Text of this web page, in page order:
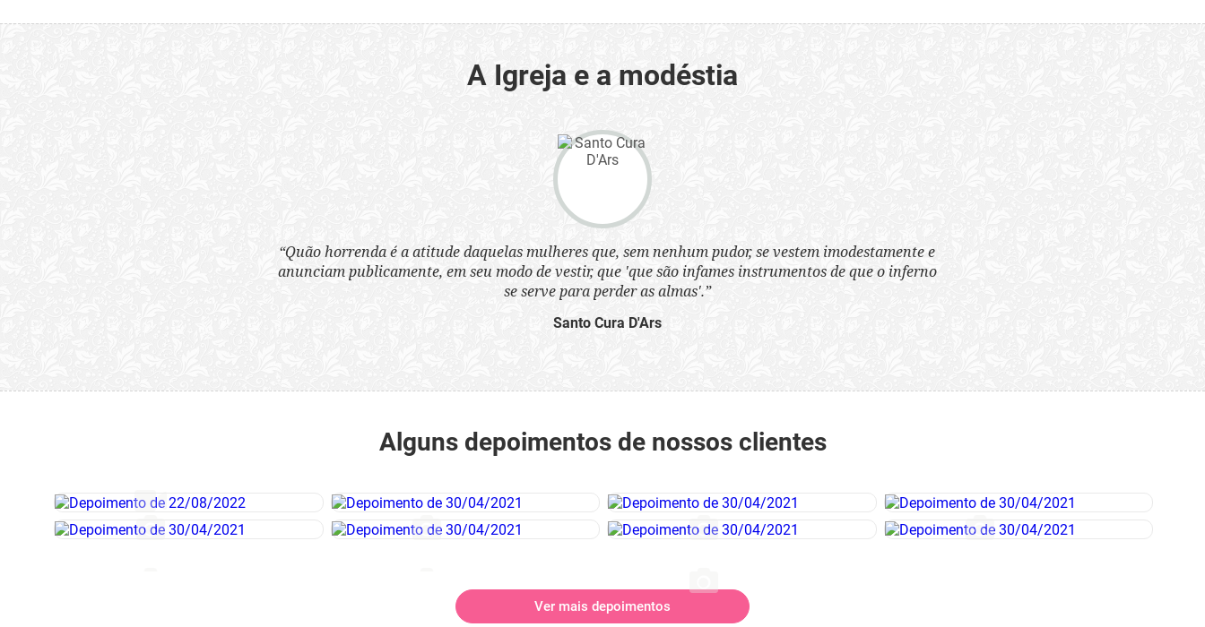
A Igreja e a modéstia
“Quão horrenda é a atitude daquelas mulheres que, sem nenhum pudor, se vestem imodestamente e
anunciam publicamente, em seu modo de vestir, que 'que são infames instrumentos de que o inferno
se serve para perder as almas'.”
Santo Cura D'Ars
Alguns depoimentos de nossos clientes
Ver mais depoimentos